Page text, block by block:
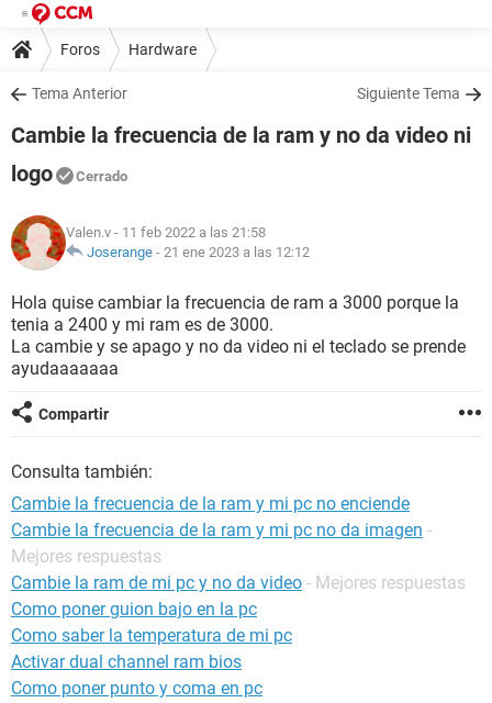
Foros Hardware
Tema Anterior Siguiente Tema
Cambie la frecuencia de la ram y no da video ni
logo
Cerrado
Valen.v - 11 feb 2022 a las 21:58
Joserange - 21 ene 2023 a las 12:12
Hola quise cambiar la frecuencia de ram a 3000 porque la
tenia a 2400 y mi ram es de 3000.
La cambie y se apago y no da video ni el teclado se prende
ayudaaaaaaa
Compartir
Consulta también:
Cambie la frecuencia de la ram y mi pc no enciende
Cambie la frecuencia de la ram y mi pc no da imagen -
Mejores respuestas
Cambie la ram de mi pc y no da video - Mejores respuestas
Como poner guion bajo en la pc
Como saber la temperatura de mi pc
Activar dual channel ram bios
Como poner punto y coma en pc